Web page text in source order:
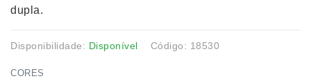
dupla.
Disponibilidade: Disponível Código: 18530
CORES